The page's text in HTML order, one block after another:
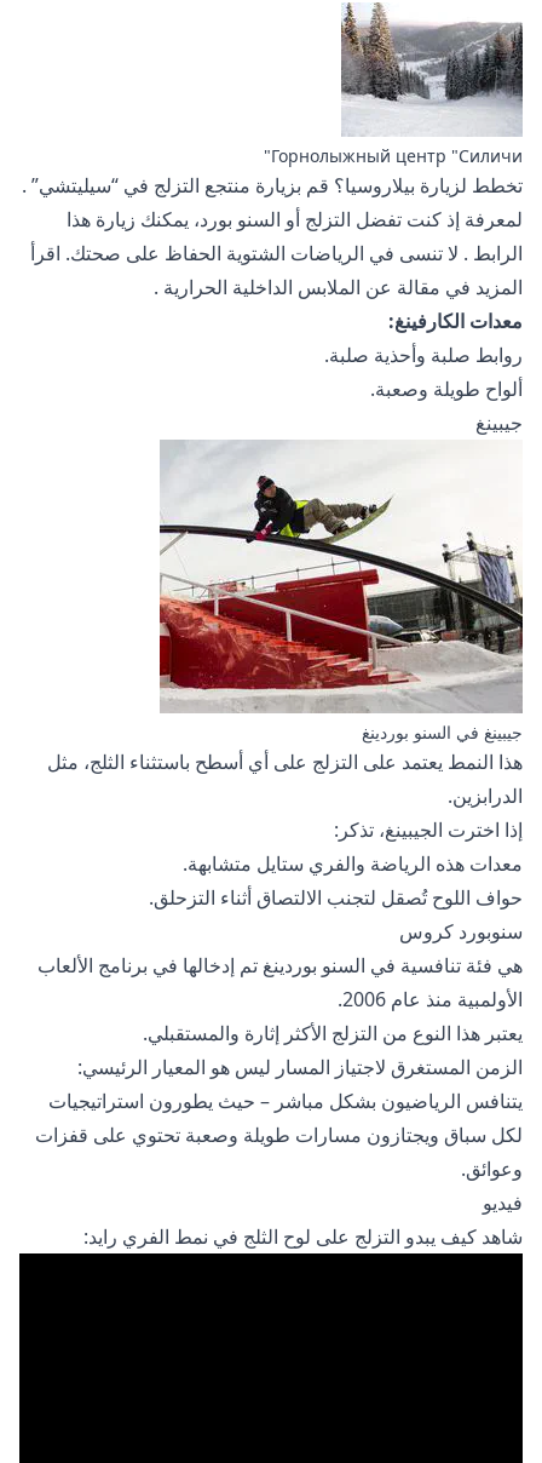
Горнолыжный центр "Силичи"
تخطط لزيارة بيلاروسيا؟ قم بزيارة منتجع التزلج في “سيليتشي” .
لمعرفة إذ كنت تفضل التزلج أو السنو بورد، يمكنك زيارة هذا
الرابط . لا تنسى في الرياضات الشتوية الحفاظ على صحتك. اقرأ
المزيد في مقالة عن الملابس الداخلية الحرارية .
معدات الكارفينغ:
روابط صلبة وأحذية صلبة.
ألواح طويلة وصعبة.
جيبينغ
جيبينغ في السنو بوردينغ
هذا النمط يعتمد على التزلج على أي أسطح باستثناء الثلج، مثل
الدرابزين.
إذا اخترت الجيبينغ، تذكر:
معدات هذه الرياضة والفري ستايل متشابهة.
حواف اللوح تُصقل لتجنب الالتصاق أثناء التزحلق.
سنوبورد كروس
هي فئة تنافسية في السنو بوردينغ تم إدخالها في برنامج الألعاب
الأولمبية منذ عام 2006.
يعتبر هذا النوع من التزلج الأكثر إثارة والمستقبلي.
الزمن المستغرق لاجتياز المسار ليس هو المعيار الرئيسي:
يتنافس الرياضيون بشكل مباشر – حيث يطورون استراتيجيات
لكل سباق ويجتازون مسارات طويلة وصعبة تحتوي على قفزات
وعوائق.
فيديو
شاهد كيف يبدو التزلج على لوح الثلج في نمط الفري رايد: